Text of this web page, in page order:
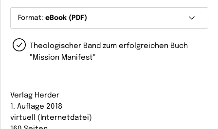
Format: eBook (PDF)
Theologischer Band zum erfolgreichen Buch
"Mission Manifest"
Verlag Herder
1. Auflage 2018
virtuell (Internetdatei)